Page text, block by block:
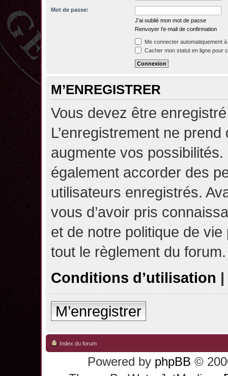
Mot de passe:
J’ai oublié mon mot de passe
Renvoyer l’e-mail de confirmation
Me connecter automatiquement
Cacher mon statut en ligne pour
M’ENREGISTRER
Vous devez être
L’enregistrement ne
augmente vos possibilités.
également accorder des
utilisateurs enregistrés.
vous d’avoir pris
et de notre politique de
tout le règlement du forum.
Conditions d’utilisation |
M’enregistrer
Index du forum
Powered by phpBB ©